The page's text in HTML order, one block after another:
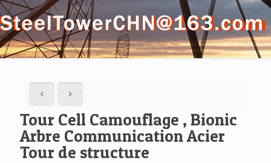
Tour Cell Camouflage , Bionic
Arbre Communication Acier
Tour de structure